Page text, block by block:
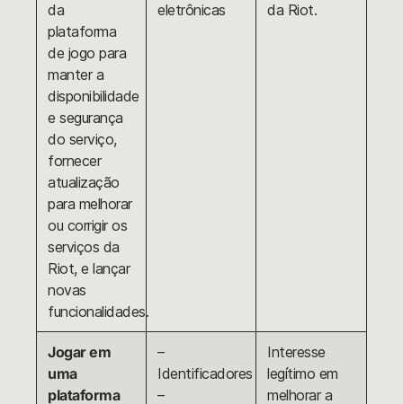
da
plataforma
de jogo para
manter a
disponibilidade
e segurança
do serviço,
fornecer
atualização
para melhorar
ou corrigir os
serviços da
Riot, e lançar
novas
funcionalidades.
eletrônicas
da Riot.
Jogar em
uma
plataforma
–
Identificadores
–
Interesse
legítimo em
melhorar a